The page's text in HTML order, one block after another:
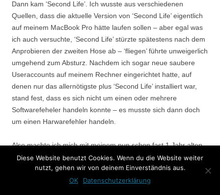
Dann kam ‘Second Life’. Ich wusste aus verschiedenen
Quellen, dass die aktuelle Version von ‘Second Life’ eigentlich
auf meinem MacBook Pro hätte laufen sollen – aber egal was
ich auch versuchte, ‘Second Life’ stürzte spätestens nach dem
Anprobieren der zweiten Hose ab – ‘fliegen’ führte unweigerlich
umgehend zum Absturz. Nachdem ich sogar neue saubere
Useraccounts auf meinem Rechner eingerichtet hatte, auf
denen nur das allernötigste plus ‘Second Life’ installiert war,
stand fest, dass es sich nicht um einen oder mehrere
Softwarefeheler handeln konnte – es musste sich dann doch
um einen Harwarefehler handeln.
Also machte ich mich mit meinem nun schon fast 1 Jahr alten
PowerBrett sowie zahlreichen Crash-Screenshots unter’m Arm
auf den langen Weg zur Berliner Mac-Garatie-Werkstatt (in
Berlin ist für solche Sachen die Firma Card-Service in Berlin-
Diese Website benutzt Cookies. Wenn du die Website weiter
nutzt, gehen wir von deinem Einverständnis aus.
OK
Datenschutzerklärung